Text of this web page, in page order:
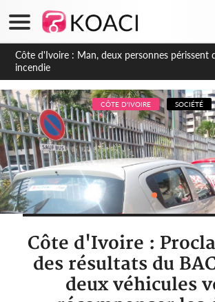
Côte d'Ivoire : Séileu, la célébration de la fête
transformée en vaste campagne contre les
dépigmentants dangereux
CÔTE D'IVOIRE SOCIÉTÉ
Côte d'Ivoire :
des résultats du
deux véhicules